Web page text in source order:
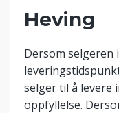
Heving
Dersom selgeren
selger til å
oppfyllelse.